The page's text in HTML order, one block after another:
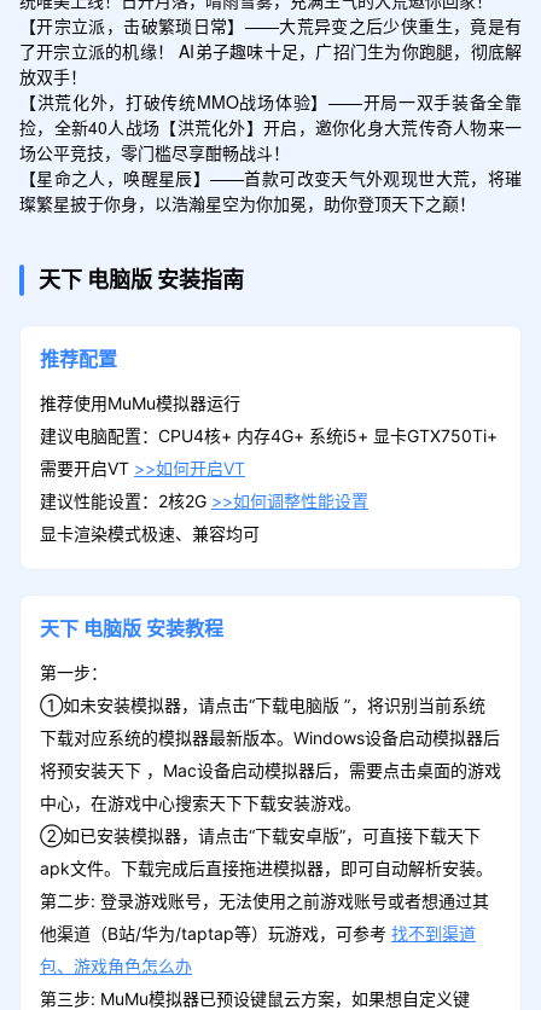
【开宗立派，击破繁琐日常】——大荒异变之后少侠重生，竟是有
了开宗立派的机缘！ AI弟子趣味十足，广招门生为你跑腿，彻底解
放双手！
【洪荒化外，打破传统MMO战场体验】——开局一双手装备全靠
捡，全新40人战场【洪荒化外】开启，邀你化身大荒传奇人物来一
场公平竞技，零门槛尽享酣畅战斗！
【星命之人，唤醒星辰】——首款可改变天气外观现世大荒，将璀
璨繁星披于你身，以浩瀚星空为你加冕，助你登顶天下之巅！
天下 电脑版 安装指南
推荐配置
推荐使用MuMu模拟器运行
建议电脑配置：CPU4核+ 内存4G+ 系统i5+ 显卡GTX750Ti+
需要开启VT >>如何开启VT
建议性能设置：2核2G >>如何调整性能设置
显卡渲染模式极速、兼容均可
天下 电脑版 安装教程
第一步：
①如未安装模拟器，请点击“下载电脑版 ”，将识别当前系统
下载对应系统的模拟器最新版本。Windows设备启动模拟器后
将预安装天下 ，Mac设备启动模拟器后，需要点击桌面的游戏
中心，在游戏中心搜索天下下载安装游戏。
②如已安装模拟器，请点击“下载安卓版”，可直接下载天下
apk文件。下载完成后直接拖进模拟器，即可自动解析安装。
第二步: 登录游戏账号，无法使用之前游戏账号或者想通过其
他渠道（B站/华为/taptap等）玩游戏，可参考 找不到渠道
包、游戏角色怎么办
第三步: MuMu模拟器已预设键鼠云方案，如果想自定义键